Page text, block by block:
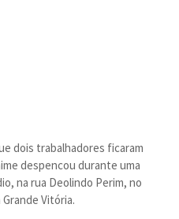
dois trabalhadores ficaram
despencou durante uma
na rua Deolindo Perim, no
Vitória.